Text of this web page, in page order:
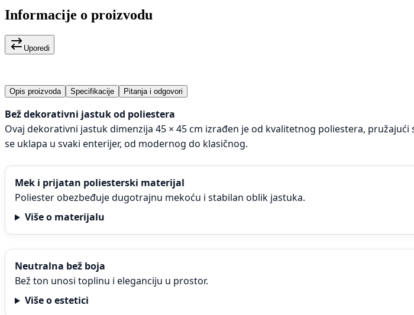
Informacije o proizvodu
Uporedi
Opis proizvoda Specifikacije Pitanja i odgovori
Bež dekorativni jastuk od poliestera
Ovaj dekorativni jastuk dimenzija 45 × 45 cm izrađen je od kvalitetnog poliestera,
se uklapa u svaki enterijer, od modernog do klasičnog.
Mek i prijatan poliesterski materijal
Poliester obezbeđuje dugotrajnu mekoću i stabilan oblik jastuka.
Više o materijalu
Neutralna bež boja
Bež ton unosi toplinu i eleganciju u prostor.
Više o estetici